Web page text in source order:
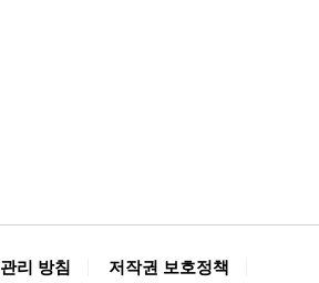
리 방침 저작권 보호정책